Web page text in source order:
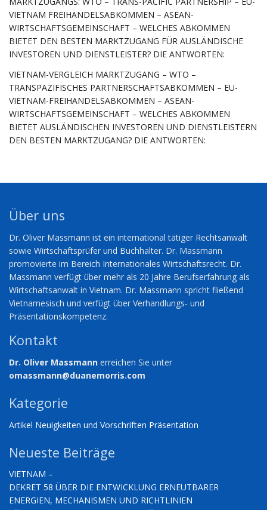
VIETNAM FREIHANDELSABKOMMEN – ASEAN-
WIRTSCHAFTSGEMEINSCHAFT – WELCHES ABKOMMEN
BIETET DEN BESTEN MARKTZUGANG FÜR AUSLÄNDISCHE
INVESTOREN UND DIENSTLEISTER? DIE ANTWORTEN:
VIETNAM-VERGLEICH MARKTZUGANG – WTO –
TRANSPAZIFISCHES PARTNERSCHAFTSABKOMMEN – EU-
VIETNAM-FREIHANDELSABKOMMEN – ASEAN-
WIRTSCHAFTSGEMEINSCHAFT – WELCHES ABKOMMEN
BIETET AUSLÄNDISCHEN INVESTOREN UND DIENSTLEISTERN
DEN BESTEN MARKTZUGANG? DIE ANTWORTEN:
Über uns
Dr. Oliver Massmann ist ein international tätiger Rechtsanwalt
sowie Wirtschaftsprüfer und Buchhalter. Dr. Massmann
promovierte im Bereich Internationales Wirtschaftsrecht. Dr.
Massmann verfügt über mehr als 20 Jahre Berufserfahrung als
Wirtschaftsanwalt in Vietnam. Dr. Massmann spricht fließend
Vietnamesisch und verfügt über Verhandlungs- und
Präsentationskompetenz.
Kontakt
Dr. Oliver Massmann erreichen Sie unter
omassmann@duanemorris.com
Kategorie
Artikel Neuigkeiten und Vorschriften Präsentation
Neueste Beiträge
VIETNAM –
DEKRET 58 ÜBER DIE ENTWICKLUNG ERNEUTBARER
ENERGIEN, MECHANISMEN UND RICHTLINIEN